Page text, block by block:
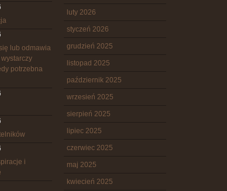
lub odmawia
potrzebna
i
luty 2026
styczeń 2026
grudzień 2025
listopad 2025
październik 2025
wrzesień 2025
sierpień 2025
lipiec 2025
czerwiec 2025
maj 2025
kwiecień 2025